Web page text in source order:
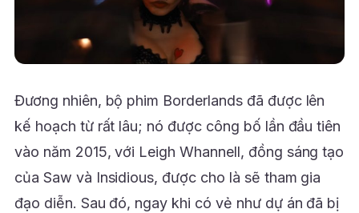
Đương nhiên, bộ phim Borderlands đã được lên
kế hoạch từ rất lâu; nó được công bố lần đầu tiên
vào năm 2015, với Leigh Whannell, đồng sáng tạo
của Saw và Insidious, được cho là sẽ tham gia
đạo diễn. Sau đó, ngay khi có vẻ như dự án đã bị